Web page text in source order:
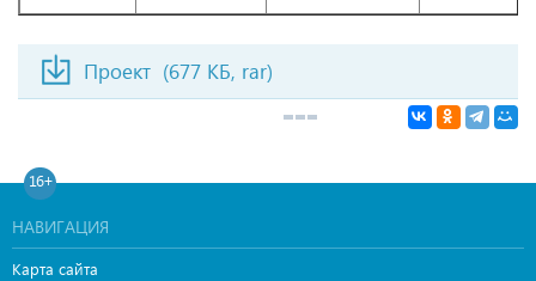
Проект (677 КБ, rar)
16+
НАВИГАЦИЯ
Карта сайта